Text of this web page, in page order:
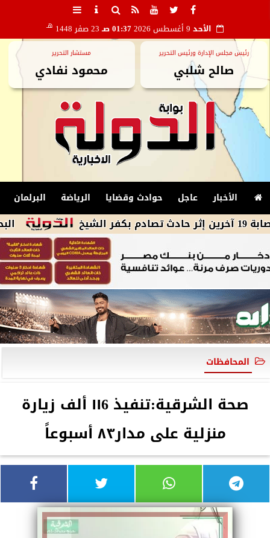
الأحد 01:37 صـ 23 صفر 1448 هـ
رئيس مجلس الإدارة ورئيس التحرير
صالح شلبي
مستشار التحرير
محمود نفادي
الأخبار عاجل حوادث وقضايا الرياضة البرلمان
البحوث الفلكية: كسوف
المحافظات
صحة الشرقية:تنفيذ ١١6 ألف زيارة
منزلية على مدار٨٣ أسبوعاً